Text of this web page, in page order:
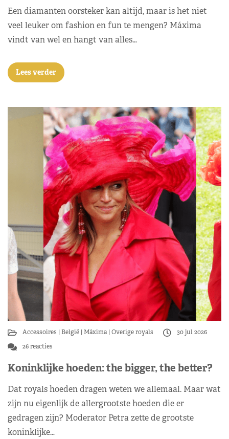
Een diamanten oorsteker kan altijd, maar is het niet
veel leuker om fashion en fun te mengen? Máxima
vindt van wel en hangt van alles…
Lees verder
Accessoires België Máxima Overige royals
30 jul 2026
26 reacties
Koninklijke hoeden: the bigger, the better?
Dat royals hoeden dragen weten we allemaal. Maar wat
zijn nu eigenlijk de allergrootste hoeden die er
gedragen zijn? Moderator Petra zette de grootste
koninklijke…